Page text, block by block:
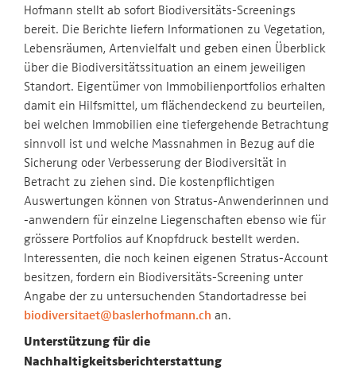
Hofmann stellt ab sofort Biodiversitäts-Screenings
bereit. Die Berichte liefern Informationen zu Vegetation,
Lebensräumen, Artenvielfalt und geben einen Überblick
über die Biodiversitätssituation an einem jeweiligen
Standort. Eigentümer von Immobilienportfolios erhalten
damit ein Hilfsmittel, um flächendeckend zu beurteilen,
bei welchen Immobilien eine tiefergehende Betrachtung
sinnvoll ist und welche Massnahmen in Bezug auf die
Sicherung oder Verbesserung der Biodiversität in
Betracht zu ziehen sind. Die kostenpflichtigen
Auswertungen können von Stratus-Anwenderinnen und
-anwendern für einzelne Liegenschaften ebenso wie für
grössere Portfolios auf Knopfdruck bestellt werden.
Interessenten, die noch keinen eigenen Stratus-Account
besitzen, fordern ein Biodiversitäts-Screening unter
Angabe der zu untersuchenden Standortadresse bei
biodiversitaet@baslerhofmann.ch an.
Unterstützung für die
Nachhaltigkeitsberichterstattung